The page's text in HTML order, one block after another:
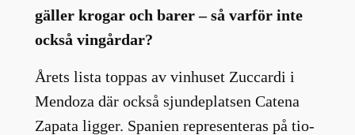
gäller krogar och barer – så varför inte
också vingårdar?
Årets lista toppas av vinhuset Zuccardi i
Mendoza där också sjundeplatsen Catena
Zapata ligger. Spanien representeras på tio-